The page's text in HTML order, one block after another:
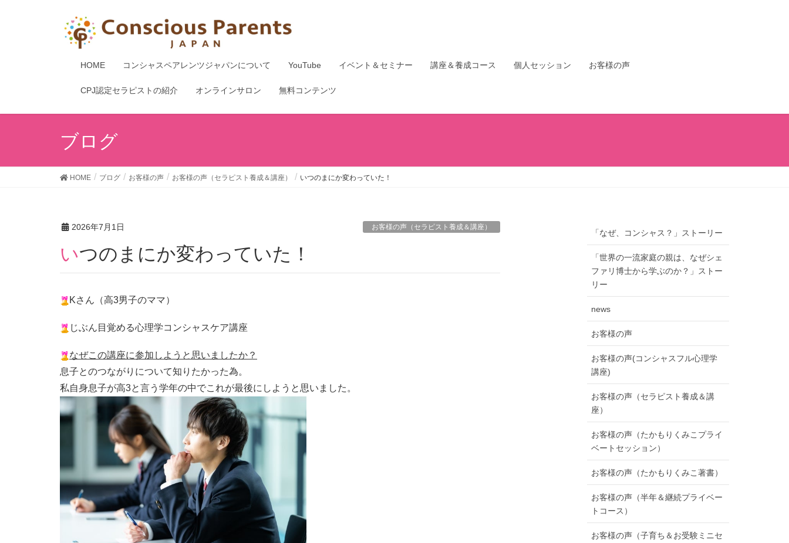
HOME コンシャスペアレンツジャパンについて YouTube イベント＆セミナー 講座＆養成コース 個人セッション お客様の声
CPJ認定セラピストの紹介 オンラインサロン 無料コンテンツ
ブログ
HOME ブログ お客様の声 お客様の声（セラピスト養成＆講座） いつのまにか変わっていた！
2026年7月1日 お客様の声（セラピスト養成＆講座）
いつのまにか変わっていた！
Kさん（高3男子のママ）
じぶん目覚める心理学コンシャスケア講座
なぜこの講座に参加しようと思いましたか？
息子とのつながりについて知りたかった為。
私自身息子が高3と言う学年の中でこれが最後にしようと思いました。
「なぜ、コンシャス？」ストーリー
「世界の一流家庭の親は、なぜシェ
ファリ博士から学ぶのか？」ストー
リー
news
お客様の声
お客様の声(コンシャスフル心理学
講座)
お客様の声（セラピスト養成＆講
座）
お客様の声（たかもりくみこプライ
ベートセッション）
お客様の声（たかもりくみこ著書）
お客様の声（半年＆継続プライベー
トコース）
お客様の声（子育ち＆お受験ミニセ